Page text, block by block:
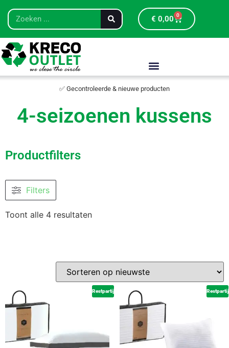
€ 0,00 0
✅ Gecontroleerde & nieuwe producten
4-seizoenen kussens
Productfilters
Filters
Toont alle 4 resultaten
Restpartij Restpartij